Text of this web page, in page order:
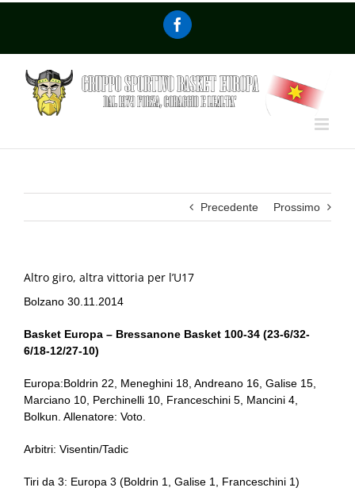
Precedente Prossimo
Altro giro, altra vittoria per l’U17
Bolzano 30.11.2014
Basket Europa – Bressanone Basket 100-34 (23-6/32-
6/18-12/27-10)
Europa:Boldrin 22, Meneghini 18, Andreano 16, Galise 15,
Marciano 10, Perchinelli 10, Franceschini 5, Mancini 4,
Bolkun. Allenatore: Voto.
Arbitri: Visentin/Tadic
Tiri da 3: Europa 3 (Boldrin 1, Galise 1, Franceschini 1)